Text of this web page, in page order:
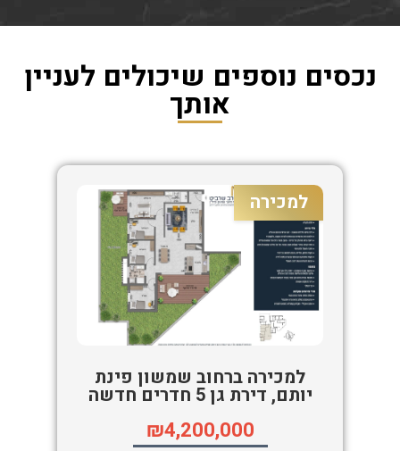
נכסים נוספים שיכולים לעניין
אותך
למכירה
למכירה ברחוב שמשון פינת
יותם, דירת גן 5 חדרים חדשה
₪4,200,000